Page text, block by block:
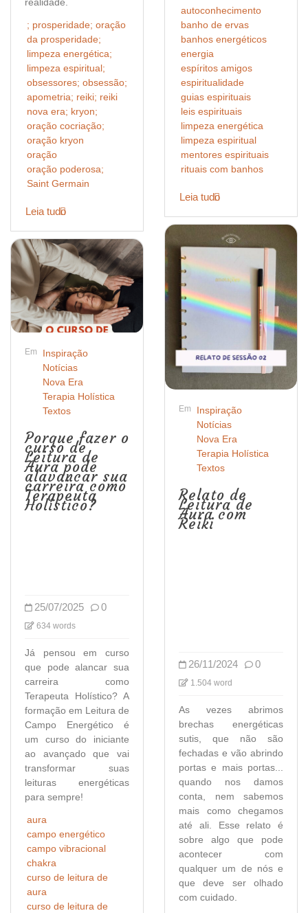
realidade.
; prosperidade; oração
da prosperidade;
limpeza energética;
limpeza espiritual;
obsessores; obsessão;
apometria; reiki; reiki
nova era; kryon;
oração cocriação;
oração kryon
oração
oração poderosa;
Saint Germain
Leia tudo
Em
Inspiração
Notícias
Nova Era
Terapia Holística
Textos
Porque fazer o
curso de
Leitura de
Aura pode
alavancar sua
carreira como
Terapeuta
Holístico?
25/07/2025 0
634 words
Já pensou em curso
que pode alancar sua
carreira como
Terapeuta Holístico? A
formação em Leitura de
Campo Energético é
um curso do iniciante
ao avançado que vai
transformar suas
leituras energéticas
para sempre!
aura
campo energético
campo vibracional
chakra
curso de leitura de
aura
curso de leitura de
autoconhecimento
banho de ervas
banhos energéticos
energia
espíritos amigos
espiritualidade
guias espirituais
leis espirituais
limpeza energética
limpeza espiritual
mentores espirituais
rituais com banhos
Leia tudo
Em
Inspiração
Notícias
Nova Era
Terapia Holística
Textos
Relato de
Leitura de
Aura com
Reiki
26/11/2024 0
1.504 word
As vezes abrimos
brechas energéticas
sutis, que não são
fechadas e vão abrindo
portas e mais portas...
quando nos damos
conta, nem sabemos
mais como chegamos
até ali. Esse relato é
sobre algo que pode
acontecer com
qualquer um de nós e
que deve ser olhado
com cuidado.